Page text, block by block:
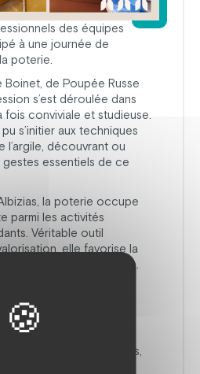
des équipes
à une journée de
poterie.
Boinet, de Poupée Russe
s’est déroulée dans
fois conviviale et studieuse.
s’initier aux techniques
l’argile, découvrant ou
essentiels de ce
la poterie occupe
parmi les activités
Véritable outil
elle favorise la
fine et la concentration.
souvent présentées
sont autant de
et de l’implication de
des participants,
un vif enthousiasme.